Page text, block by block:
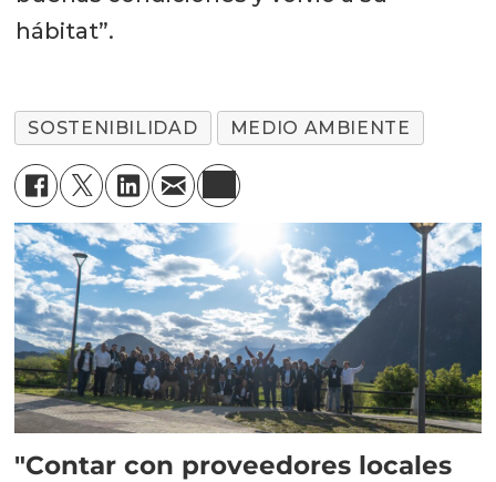
hábitat”.
SOSTENIBILIDAD MEDIO AMBIENTE
"Contar con proveedores locales